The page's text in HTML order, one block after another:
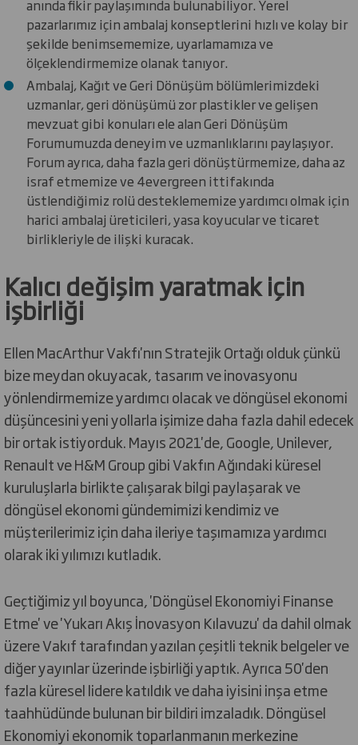
anında fikir paylaşımında bulunabiliyor. Yerel
pazarlarımız için ambalaj konseptlerini hızlı ve kolay bir
şekilde benimsememize, uyarlamamıza ve
ölçeklendirmemize olanak tanıyor.
Ambalaj, Kağıt ve Geri Dönüşüm bölümlerimizdeki
uzmanlar, geri dönüşümü zor plastikler ve gelişen
mevzuat gibi konuları ele alan Geri Dönüşüm
Forumumuzda deneyim ve uzmanlıklarını paylaşıyor.
Forum ayrıca, daha fazla geri dönüştürmemize, daha az
israf etmemize ve 4evergreen ittifakında
üstlendiğimiz rolü desteklememize yardımcı olmak için
harici ambalaj üreticileri, yasa koyucular ve ticaret
birlikleriyle de ilişki kuracak.
Kalıcı değişim yaratmak için
işbirliği
Ellen MacArthur Vakfı'nın Stratejik Ortağı olduk çünkü
bize meydan okuyacak, tasarım ve inovasyonu
yönlendirmemize yardımcı olacak ve döngüsel ekonomi
düşüncesini yeni yollarla işimize daha fazla dahil edecek
bir ortak istiyorduk. Mayıs 2021'de, Google, Unilever,
Renault ve H&M Group gibi Vakfın Ağındaki küresel
kuruluşlarla birlikte çalışarak bilgi paylaşarak ve
döngüsel ekonomi gündemimizi kendimiz ve
müşterilerimiz için daha ileriye taşımamıza yardımcı
olarak iki yılımızı kutladık.
Geçtiğimiz yıl boyunca, 'Döngüsel Ekonomiyi Finanse
Etme' ve 'Yukarı Akış İnovasyon Kılavuzu' da dahil olmak
üzere Vakıf tarafından yazılan çeşitli teknik belgeler ve
diğer yayınlar üzerinde işbirliği yaptık. Ayrıca 50'den
fazla küresel lidere katıldık ve daha iyisini inşa etme
taahhüdünde bulunan bir bildiri imzaladık. Döngüsel
Ekonomiyi ekonomik toparlanmanın merkezine